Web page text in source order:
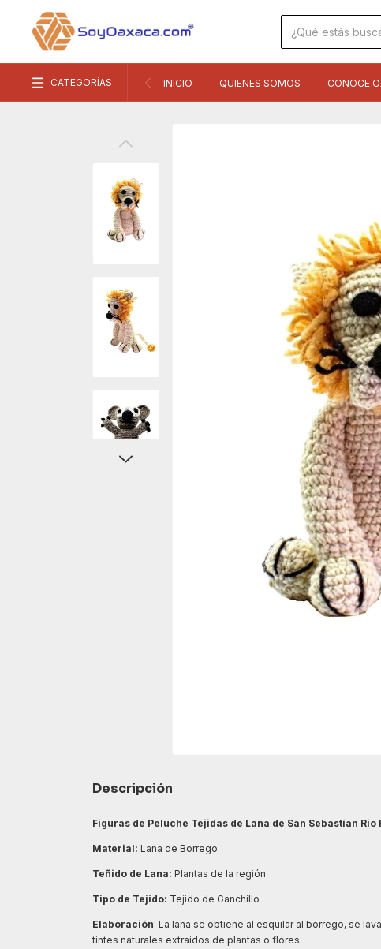
CATEGORÍAS INICIO QUIENES SOMOS CONOCE
Descripción
Figuras de Peluche Tejidas de Lana de San Sebastían Rio
Material: Lana de Borrego
Teñido de Lana: Plantas de la región
Tipo de Tejido: Tejido de Ganchillo
Elaboración: La lana se obtiene al esquilar al borrego, se
tintes naturales extraidos de plantas o flores.